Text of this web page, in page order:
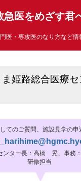
急医をめざす君
医・専攻医のなり方など情
姫路総合医療
てのご質問、施設見学の
ター長：高橋 晃、事務
研修担当